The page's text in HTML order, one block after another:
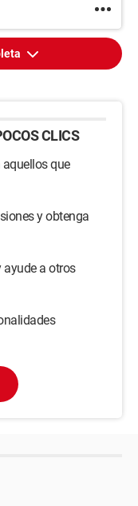
CLICS
que
y obtenga
ayude a otros